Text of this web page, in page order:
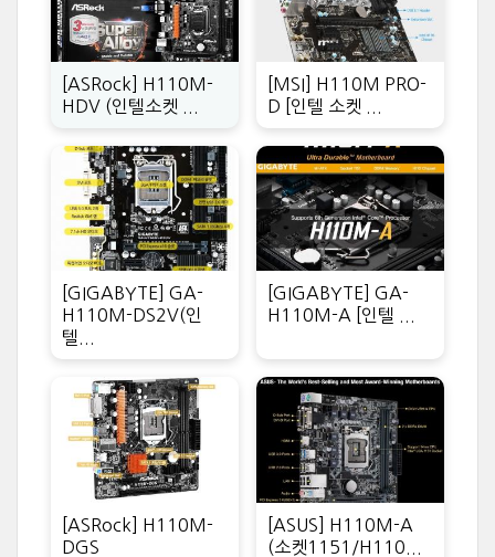
[ASRock] H110M-
HDV (인텔소켓 ...
[MSI] H110M PRO-
D [인텔 소켓 ...
[GIGABYTE] GA-
H110M-DS2V(인
텔...
[GIGABYTE] GA-
H110M-A [인텔 ...
[ASRock] H110M-
DGS
[ASUS] H110M-A
(소켓1151/H110...